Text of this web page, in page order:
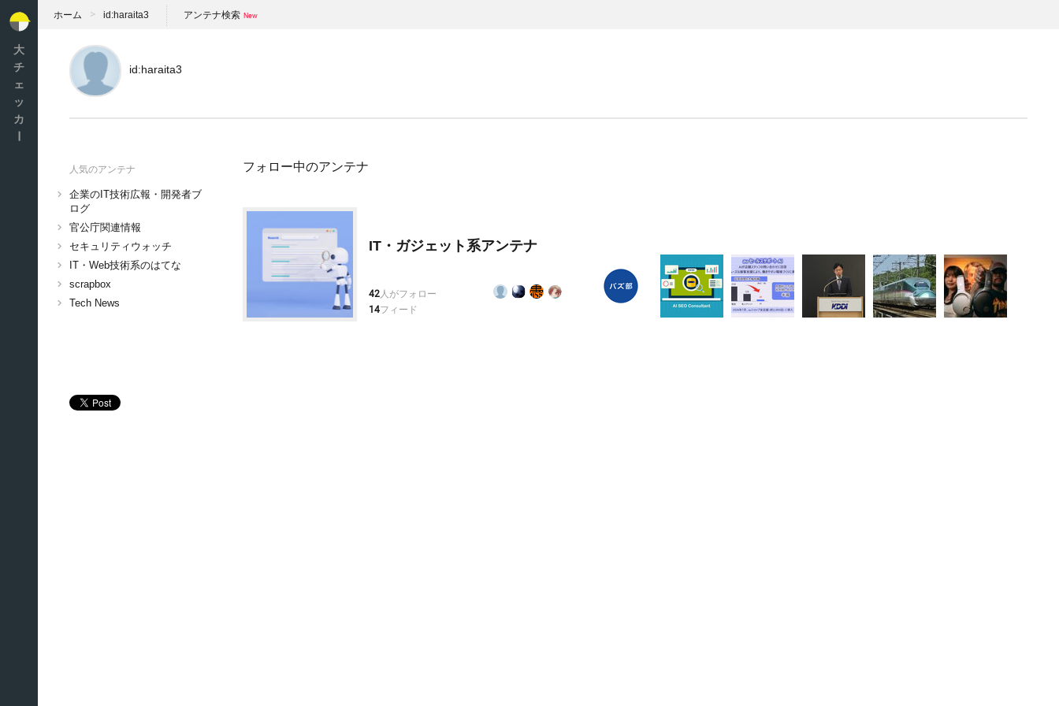
大
チ
ェ
ッ
カ
ホーム id:haraita3 アンテナ検索
id:haraita3
人気のアンテナ
企業のIT技術広報・開発者ブ
ログ
官公庁関連情報
セキュリティウォッチ
IT・Web技術系のはてな
scrapbox
Tech News
フォロー中のアンテナ
IT・ガジェット系アンテナ
42人がフォロー
14フィード